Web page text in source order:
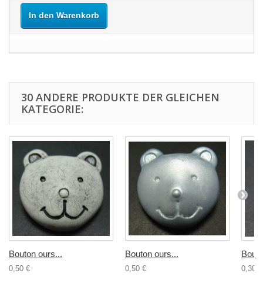
In den Warenkorb
30 ANDERE PRODUKTE DER GLEICHEN
KATEGORIE:
Bouton ours...
0,50 €
Bouton ours...
0,50 € 0,30 €